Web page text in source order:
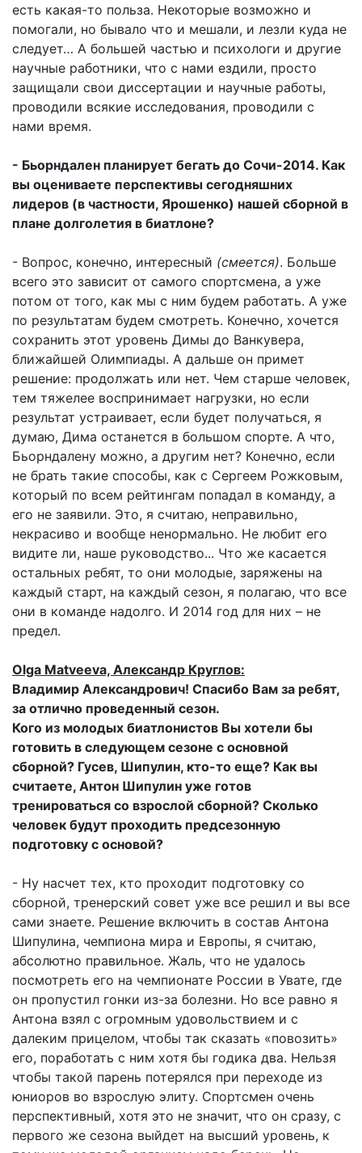
есть какая-то польза. Некоторые возможно и
помогали, но бывало что и мешали, и лезли куда не
следует… А большей частью и психологи и другие
научные работники, что с нами ездили, просто
защищали свои диссертации и научные работы,
проводили всякие исследования, проводили с
нами время.
- Бьорндален планирует бегать до Сочи-2014. Как
вы оцениваете перспективы сегодняшних
лидеров (в частности, Ярошенко) нашей сборной в
плане долголетия в биатлоне?
- Вопрос, конечно, интересный (смеется). Больше
всего это зависит от самого спортсмена, а уже
потом от того, как мы с ним будем работать. А уже
по результатам будем смотреть. Конечно, хочется
сохранить этот уровень Димы до Ванкувера,
ближайшей Олимпиады. А дальше он примет
решение: продолжать или нет. Чем старше человек,
тем тяжелее воспринимает нагрузки, но если
результат устраивает, если будет получаться, я
думаю, Дима останется в большом спорте. А что,
Бьорндалену можно, а другим нет? Конечно, если
не брать такие способы, как с Сергеем Рожковым,
который по всем рейтингам попадал в команду, а
его не заявили. Это, я считаю, неправильно,
некрасиво и вообще ненормально. Не любит его
видите ли, наше руководство... Что же касается
остальных ребят, то они молодые, заряжены на
каждый старт, на каждый сезон, я полагаю, что все
они в команде надолго. И 2014 год для них – не
предел.
Olga Matveeva, Александр Круглов:
Владимир Александрович! Спасибо Вам за ребят,
за отлично проведенный сезон.
Кого из молодых биатлонистов Вы хотели бы
готовить в следующем сезоне с основной
сборной? Гусев, Шипулин, кто-то еще? Как вы
считаете, Антон Шипулин уже готов
тренироваться со взрослой сборной? Сколько
человек будут проходить предсезонную
подготовку с основой?
- Ну насчет тех, кто проходит подготовку со
сборной, тренерский совет уже все решил и вы все
сами знаете. Решение включить в состав Антона
Шипулина, чемпиона мира и Европы, я считаю,
абсолютно правильное. Жаль, что не удалось
посмотреть его на чемпионате России в Увате, где
он пропустил гонки из-за болезни. Но все равно я
Антона взял с огромным удовольствием и с
далеким прицелом, чтобы так сказать «повозить»
его, поработать с ним хотя бы годика два. Нельзя
чтобы такой парень потерялся при переходе из
юниоров во взрослую элиту. Спортсмен очень
перспективный, хотя это не значит, что он сразу, с
первого же сезона выйдет на высший уровень, к